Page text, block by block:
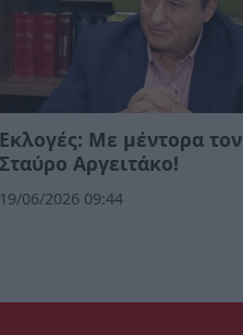
Εκλογές: Με μέντορα τον
Σταύρο Αργειτάκο!
19/06/2026 09:44